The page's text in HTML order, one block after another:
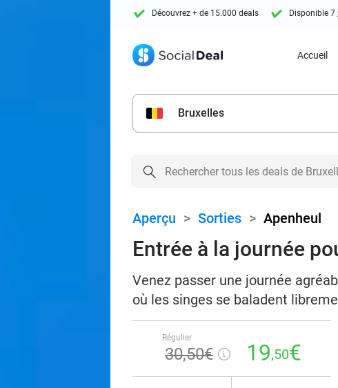
Découvrez + de 15.000 deals Disponible
Accueil
Bruxelles
Aperçu > Sorties > Apenheul
Entrée à la journée
Venez passer une journée
où les singes se baladent
Régulier
30,50€ 19,50€